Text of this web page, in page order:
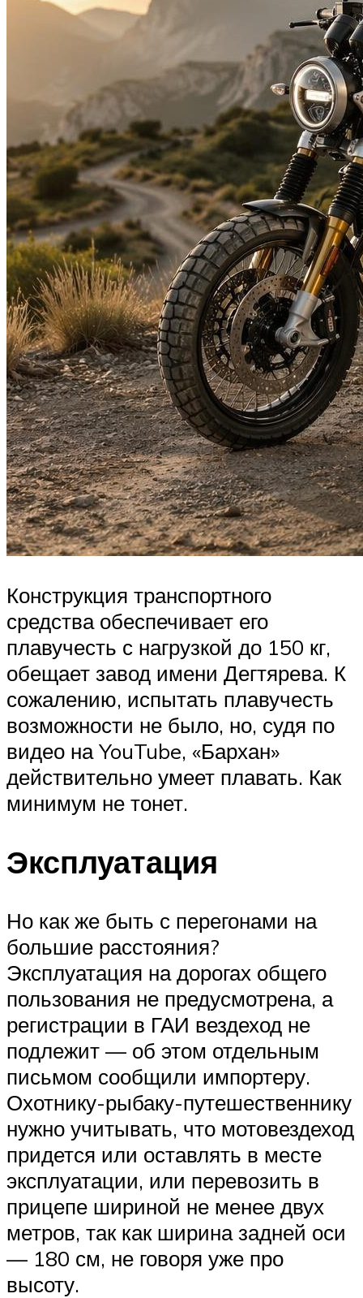
Конструкция транспортного
средства обеспечивает его
плавучесть с нагрузкой до 150 кг,
обещает завод имени Дегтярева. К
сожалению, испытать плавучесть
возможности не было, но, судя по
видео на YouTube, «Бархан»
действительно умеет плавать. Как
минимум не тонет.
Эксплуатация
Но как же быть с перегонами на
большие расстояния?
Эксплуатация на дорогах общего
пользования не предусмотрена, а
регистрации в ГАИ вездеход не
подлежит — об этом отдельным
письмом сообщили импортеру.
Охотнику-рыбаку-путешественнику
нужно учитывать, что мотовездеход
придется или оставлять в месте
эксплуатации, или перевозить в
прицепе шириной не менее двух
метров, так как ширина задней оси
— 180 см, не говоря уже про
высоту.